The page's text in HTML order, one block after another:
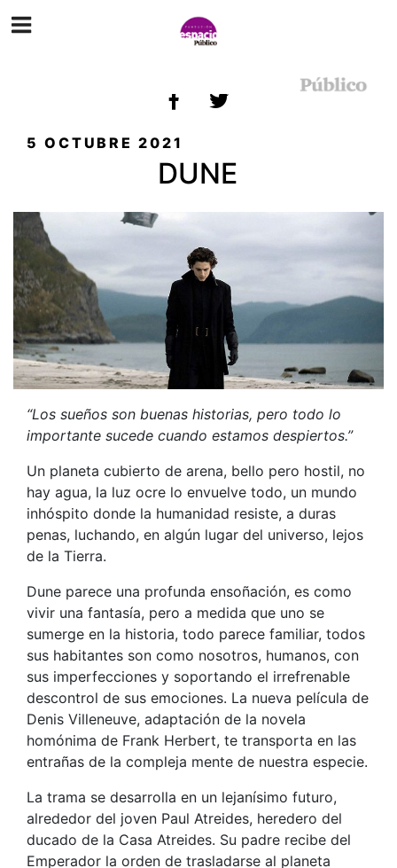
PUBLICADO
5 OCTUBRE 2021
DUNE
“Los sueños son buenas historias, pero todo lo
importante sucede cuando estamos despiertos.”
Un planeta cubierto de arena, bello pero hostil, no
hay agua, la luz ocre lo envuelve todo, un mundo
inhóspito donde la humanidad resiste, a duras
penas, luchando, en algún lugar del universo, lejos
de la Tierra.
Dune parece una profunda ensoñación, es como
vivir una fantasía, pero a medida que uno se
sumerge en la historia, todo parece familiar, todos
sus habitantes son como nosotros, humanos, con
sus imperfecciones y soportando el irrefrenable
descontrol de sus emociones. La nueva película de
Denis Villeneuve, adaptación de la novela
homónima de Frank Herbert, te transporta en las
entrañas de la compleja mente de nuestra especie.
La trama se desarrolla en un lejanísimo futuro,
alrededor del joven Paul Atreides, heredero del
ducado de la Casa Atreides. Su padre recibe del
Emperador la orden de trasladarse al planeta